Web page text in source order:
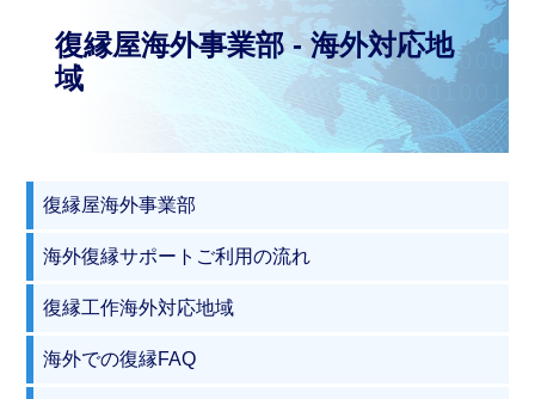
復縁屋海外事業部 - 海外対応地
域
復縁屋海外事業部
海外復縁サポートご利用の流れ
復縁工作海外対応地域
海外での復縁FAQ